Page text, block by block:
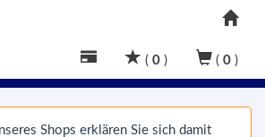
( 0 ) ( 0 )
Shops erklären Sie sich damit